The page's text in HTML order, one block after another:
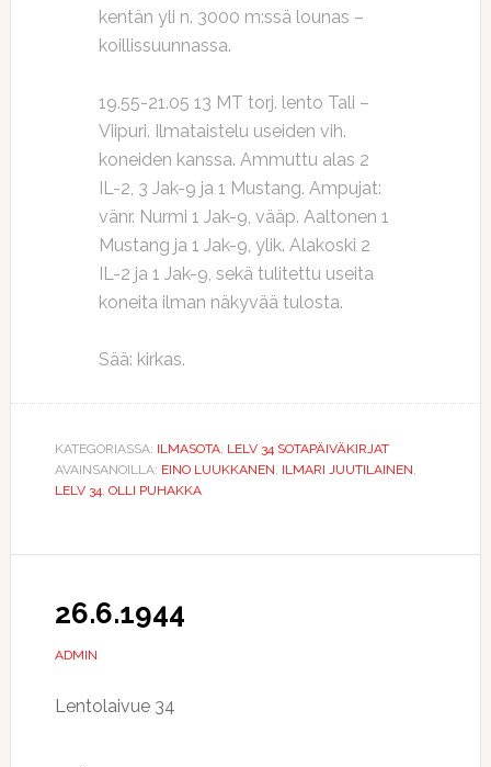
kentän yli n. 3000 m:ssä lounas –
koillissuunnassa.
19.55-21.05 13 MT torj. lento Tali –
Viipuri. Ilmataistelu useiden vih.
koneiden kanssa. Ammuttu alas 2
IL-2, 3 Jak-9 ja 1 Mustang. Ampujat:
vänr. Nurmi 1 Jak-9, vääp. Aaltonen 1
Mustang ja 1 Jak-9, ylik. Alakoski 2
IL-2 ja 1 Jak-9, sekä tulitettu useita
koneita ilman näkyvää tulosta.
Sää: kirkas.
KATEGORIASSA: ILMASOTA, LELV 34 SOTAPÄIVÄKIRJAT
AVAINSANOILLA: EINO LUUKKANEN, ILMARI JUUTILAINEN,
LELV 34, OLLI PUHAKKA
26.6.1944
ADMIN
Lentolaivue 34